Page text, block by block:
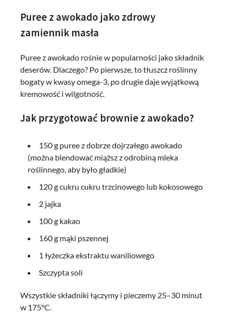
Puree z awokado jako zdrowy
zamiennik masła
Puree z awokado rośnie w popularności jako składnik
deserów. Dlaczego? Po pierwsze, to tłuszcz roślinny
bogaty w kwasy omega-3, po drugie daje wyjątkową
kremowość i wilgotność.
Jak przygotować brownie z awokado?
150 g puree z dobrze dojrzałego awokado
(można blendować miąższ z odrobiną mleka
roślinnego, aby było gładkie)
120 g cukru cukru trzcinowego lub kokosowego
2 jajka
100 g kakao
160 g mąki pszennej
1 łyżeczka ekstraktu waniliowego
Szczypta soli
Wszystkie składniki łączymy i pieczemy 25–30 minut
w 175°C.